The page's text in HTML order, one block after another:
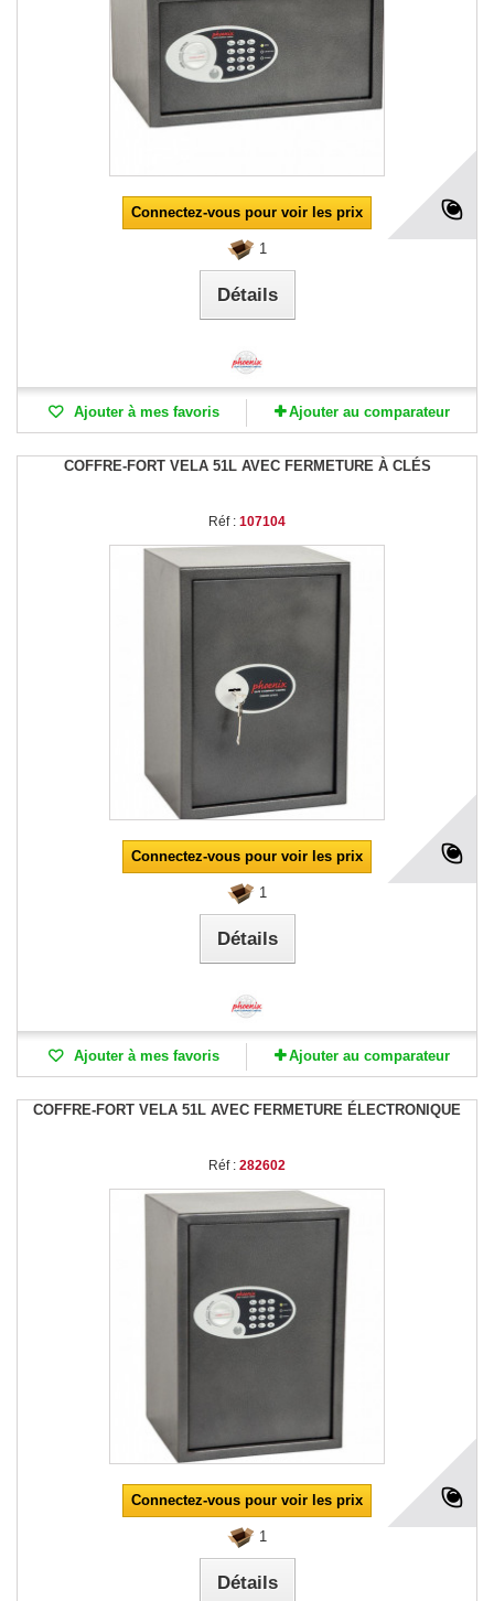
Connectez-vous pour voir les prix
1
Détails
Ajouter à mes favoris Ajouter au comparateur
COFFRE-FORT VELA 51L AVEC FERMETURE À CLÉS
Réf : 107104
Connectez-vous pour voir les prix
1
Détails
Ajouter à mes favoris Ajouter au comparateur
COFFRE-FORT VELA 51L AVEC FERMETURE ÉLECTRONIQUE
Réf : 282602
Connectez-vous pour voir les prix
1
Détails